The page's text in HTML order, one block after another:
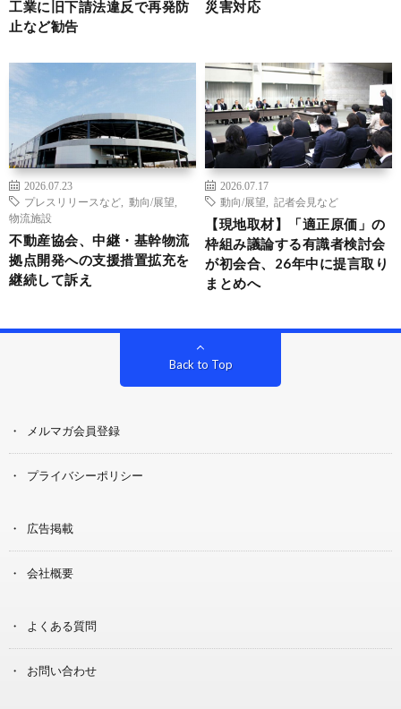
工業に旧下請法違反で再発防
止など勧告
災害対応
2026.07.23
プレスリリースなど
動向/展望
物流施設
不動産協会、中継・基幹物流
拠点開発への支援措置拡充を
継続して訴え
2026.07.17
動向/展望
記者会見など
【現地取材】「適正原価」の
枠組み議論する有識者検討会
が初会合、26年中に提言取り
まとめへ
Back to Top
メルマガ会員登録
プライバシーポリシー
広告掲載
会社概要
よくある質問
お問い合わせ